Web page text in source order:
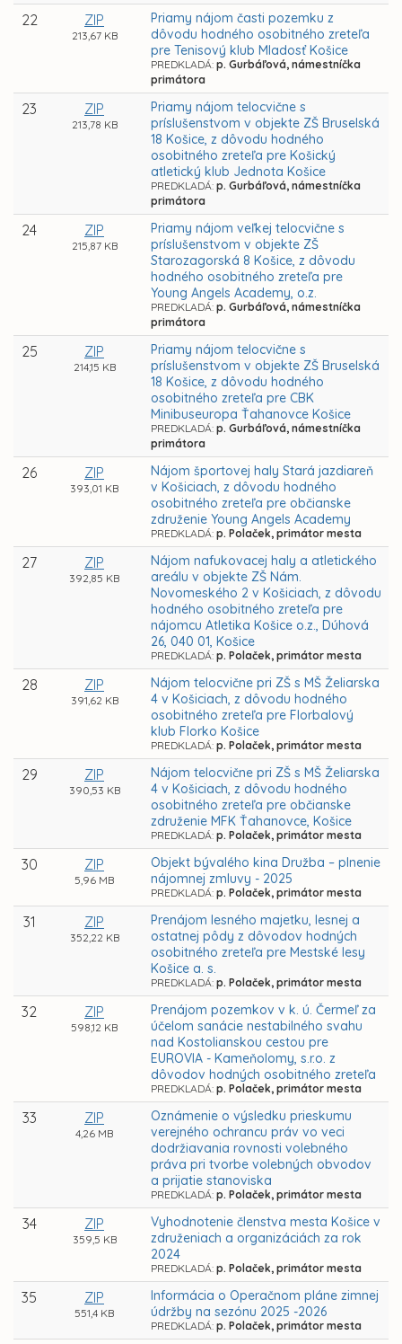
22 ZIP
213,67 KB
Priamy nájom časti pozemku z
dôvodu hodného osobitného zreteľa
pre Tenisový klub Mladosť Košice
PREDKLADÁ: p. Gurbáľová, námestníčka
primátora
23 ZIP
213,78 KB
Priamy nájom telocvične s
príslušenstvom v objekte ZŠ Bruselská
18 Košice, z dôvodu hodného
osobitného zreteľa pre Košický
atletický klub Jednota Košice
PREDKLADÁ: p. Gurbáľová, námestníčka
primátora
24 ZIP
215,87 KB
Priamy nájom veľkej telocvične s
príslušenstvom v objekte ZŠ
Starozagorská 8 Košice, z dôvodu
hodného osobitného zreteľa pre
Young Angels Academy, o.z.
PREDKLADÁ: p. Gurbáľová, námestníčka
primátora
25 ZIP
214,15 KB
Priamy nájom telocvične s
príslušenstvom v objekte ZŠ Bruselská
18 Košice, z dôvodu hodného
osobitného zreteľa pre CBK
Minibuseuropa Ťahanovce Košice
PREDKLADÁ: p. Gurbáľová, námestníčka
primátora
26 ZIP
393,01 KB
Nájom športovej haly Stará jazdiareň
v Košiciach, z dôvodu hodného
osobitného zreteľa pre občianske
združenie Young Angels Academy
PREDKLADÁ: p. Polaček, primátor mesta
27 ZIP
392,85 KB
Nájom nafukovacej haly a atletického
areálu v objekte ZŠ Nám.
Novomeského 2 v Košiciach, z dôvodu
hodného osobitného zreteľa pre
nájomcu Atletika Košice o.z., Dúhová
26, 040 01, Košice
PREDKLADÁ: p. Polaček, primátor mesta
28 ZIP
391,62 KB
Nájom telocvične pri ZŠ s MŠ Želiarska
4 v Košiciach, z dôvodu hodného
osobitného zreteľa pre Florbalový
klub Florko Košice
PREDKLADÁ: p. Polaček, primátor mesta
29 ZIP
390,53 KB
Nájom telocvične pri ZŠ s MŠ Želiarska
4 v Košiciach, z dôvodu hodného
osobitného zreteľa pre občianske
združenie MFK Ťahanovce, Košice
PREDKLADÁ: p. Polaček, primátor mesta
30 ZIP
5,96 MB
Objekt bývalého kina Družba – plnenie
nájomnej zmluvy - 2025
PREDKLADÁ: p. Polaček, primátor mesta
31 ZIP
352,22 KB
Prenájom lesného majetku, lesnej a
ostatnej pôdy z dôvodov hodných
osobitného zreteľa pre Mestské lesy
Košice a. s.
PREDKLADÁ: p. Polaček, primátor mesta
32 ZIP
598,12 KB
Prenájom pozemkov v k. ú. Čermeľ za
účelom sanácie nestabilného svahu
nad Kostolianskou cestou pre
EUROVIA - Kameňolomy, s.r.o. z
dôvodov hodných osobitného zreteľa
PREDKLADÁ: p. Polaček, primátor mesta
33 ZIP
4,26 MB
Oznámenie o výsledku prieskumu
verejného ochrancu práv vo veci
dodržiavania rovnosti volebného
práva pri tvorbe volebných obvodov
a prijatie stanoviska
PREDKLADÁ: p. Polaček, primátor mesta
34 ZIP
359,5 KB
Vyhodnotenie členstva mesta Košice v
združeniach a organizáciách za rok
2024
PREDKLADÁ: p. Polaček, primátor mesta
35 ZIP
551,4 KB
Informácia o Operačnom pláne zimnej
údržby na sezónu 2025 -2026
PREDKLADÁ: p. Polaček, primátor mesta